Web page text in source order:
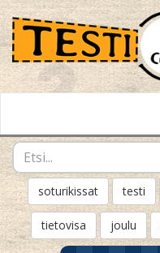
soturikissat testi
tietovisa joulu